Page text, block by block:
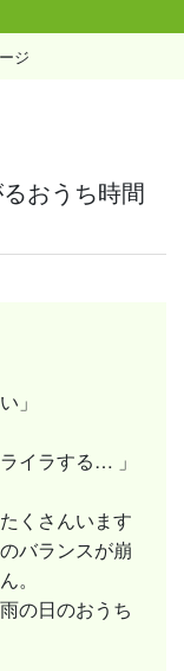
ジ
おうち時間
」
イラする… 」
くさんいます
バランスが崩
。
の日のおうち